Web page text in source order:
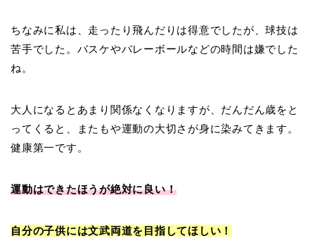
ちなみに私は、走ったり飛んだりは得意でしたが、球技は
苦手でした。バスケやバレーボールなどの時間は嫌でした
ね。
大人になるとあまり関係なくなりますが、だんだん歳をと
ってくると、またもや運動の大切さが身に染みてきます。
健康第一です。
運動はできたほうが絶対に良い！
自分の子供には文武両道を目指してほしい！